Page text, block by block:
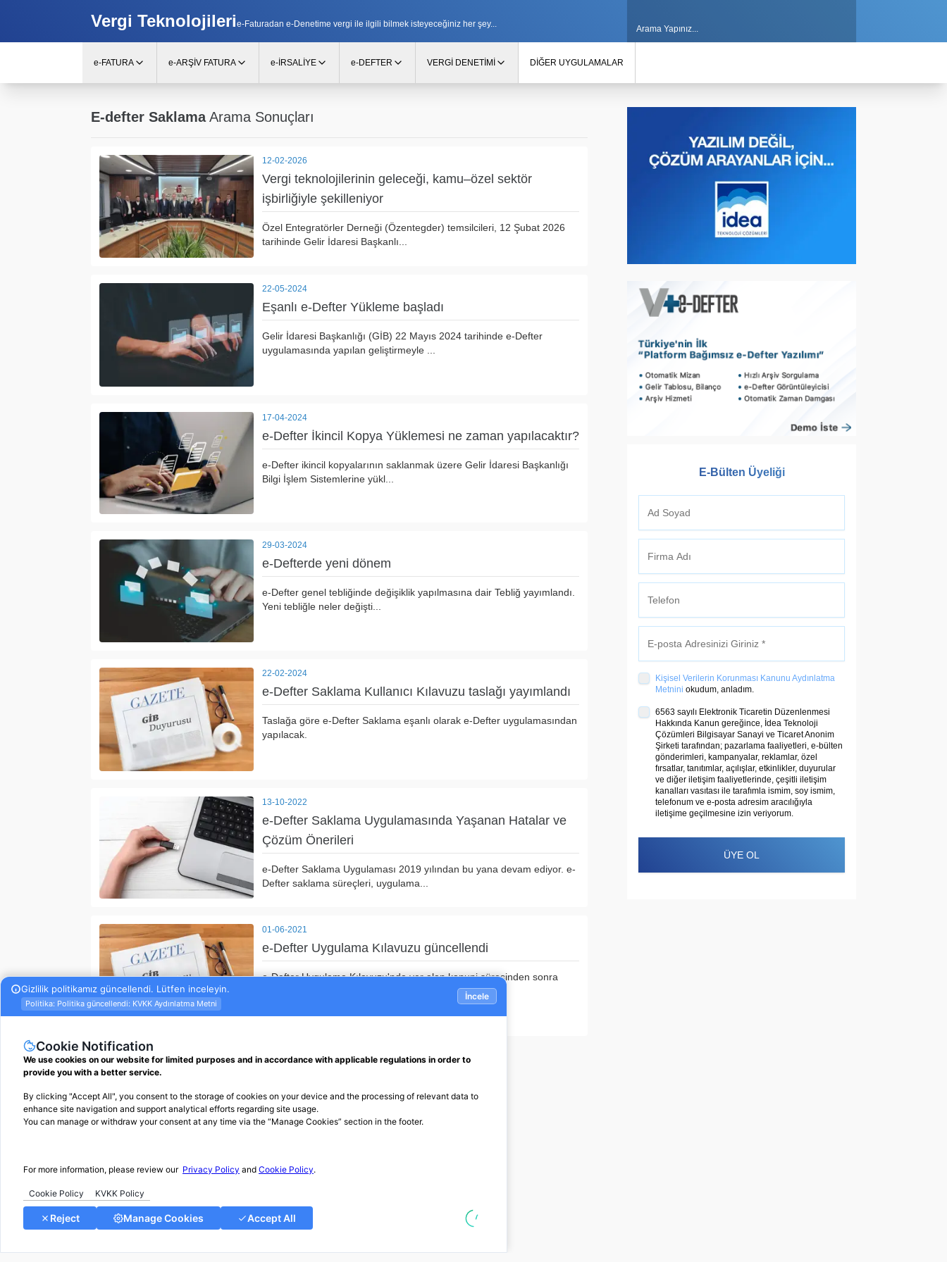
Vergi Teknolojilerie-Faturadan e-Denetime vergi ile ilgili bilmek isteyeceğiniz her şey...
e-FATURA e-ARŞİV FATURA e-İRSALİYE e-DEFTER VERGİ DENETİMİ DİĞER UYGULAMALAR
E-defter SaklamaArama Sonuçları
12-02-2026
Vergi teknolojilerinin geleceği, kamu–özel sektör
işbirliğiyle şekilleniyor
Özel Entegratörler Derneği (Özentegder) temsilcileri, 12 Şubat 2026
tarihinde Gelir İdaresi Başkanlı...
22-05-2024
Eşanlı e-Defter Yükleme başladı
Gelir İdaresi Başkanlığı (GİB) 22 Mayıs 2024 tarihinde e-Defter
uygulamasında yapılan geliştirmeyle ...
17-04-2024
e-Defter İkincil Kopya Yüklemesi ne zaman yapılacaktır?
e-Defter ikincil kopyalarının saklanmak üzere Gelir İdaresi Başkanlığı
Bilgi İşlem Sistemlerine yükl...
29-03-2024
e-Defterde yeni dönem
e-Defter genel tebliğinde değişiklik yapılmasına dair Tebliğ yayımlandı.
Yeni tebliğle neler değişti...
22-02-2024
e-Defter Saklama Kullanıcı Kılavuzu taslağı yayımlandı
Taslağa göre e-Defter Saklama eşanlı olarak e-Defter uygulamasından
yapılacak.
13-10-2022
e-Defter Saklama Uygulamasında Yaşanan Hatalar ve
Çözüm Önerileri
e-Defter Saklama Uygulaması 2019 yılından bu yana devam ediyor. e-
Defter saklama süreçleri, uygulama...
01-06-2021
e-Defter Uygulama Kılavuzu güncellendi
e-Defter Uygulama Kılavuzu'nda yer alan kanuni süresinden sonra
Önceki 1 2
Sayfalar
4 Sonraki
E-Bülten Üyeliği
Kişisel Verilerin Korunması Kanunu Aydınlatma
Metnini okudum, anladım.
6563 sayılı Elektronik Ticaretin Düzenlenmesi
Hakkında Kanun gereğince, İdea Teknoloji
Çözümleri Bilgisayar Sanayi ve Ticaret Anonim
Şirketi tarafından; pazarlama faaliyetleri, e-bülten
gönderimleri, kampanyalar, reklamlar, özel
fırsatlar, tanıtımlar, açılışlar, etkinlikler, duyurular
ve diğer iletişim faaliyetlerinde, çeşitli iletişim
kanalları vasıtası ile tarafımla ismim, soy ismim,
telefonum ve e-posta adresim aracılığıyla
iletişime geçilmesine izin veriyorum.
ÜYE OL